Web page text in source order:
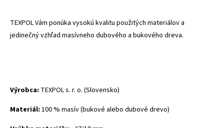
TEXPOL Vám ponúka vysokú kvalitu použitých materiálov a
jedinečný vzhľad masívneho dubového a bukového dreva.
Výrobca: TEXPOL s. r. o. (Slovensko)
Materiál: 100 % masív (bukové alebo dubové drevo)